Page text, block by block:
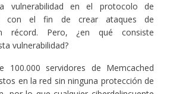
vulnerabilidad en el protocolo de
con el fin de crear ataques de
récord. Pero, ¿en qué consiste
vulnerabilidad?
100.000 servidores de Memcached
en la red sin ninguna protección de